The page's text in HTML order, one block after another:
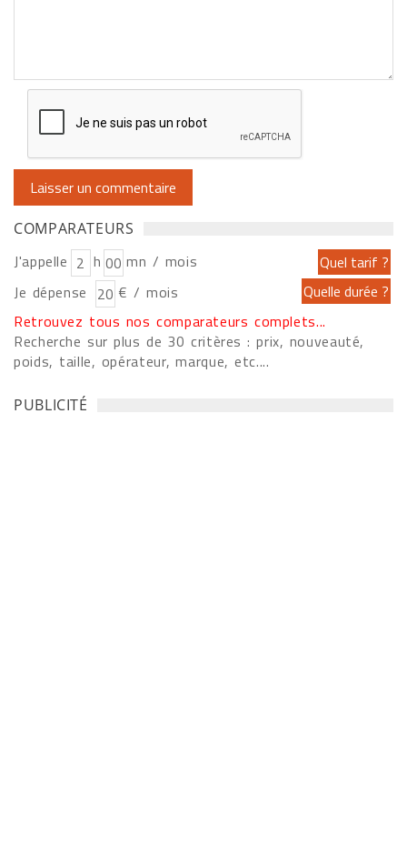
COMPARATEURS
J'appelle h
mn / mois
Je dépense
€ / mois
Retrouvez tous nos comparateurs complets...
Recherche sur plus de 30 critères : prix, nouveauté,
poids, taille, opérateur, marque, etc....
PUBLICITÉ